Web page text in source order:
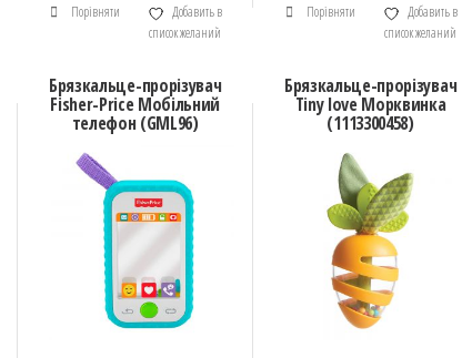
Порівняти
Добавить в
список желаний
Порівняти
Добавить в
список желаний
Брязкальце-прорізувач
Fisher-Price Мобільний
телефон (GML96)
Брязкальце-прорізувач
Tiny love Морквинка
(1113300458)